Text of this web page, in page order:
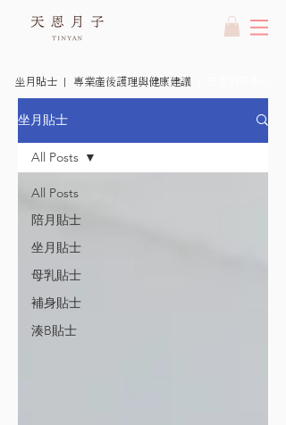
坐月貼士 | 專業產後護理與健康建議
坐月貼士
All Posts
陪月貼士
坐月貼士
母乳貼士
補身貼士
湊B貼士
All Posts